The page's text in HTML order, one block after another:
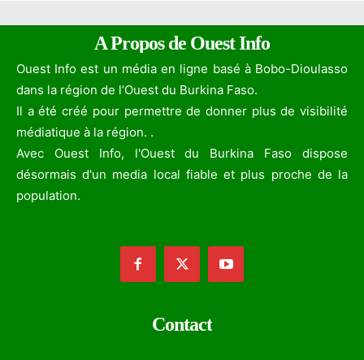
A Propos de Ouest Info
Ouest Info est un média en ligne basé à Bobo-Dioulasso
dans la région de l’Ouest du Burkina Faso.
Il a été créé pour permettre de donner plus de visibilité
médiatique à la région. .
Avec Ouest Info, l'Ouest du Burkina Faso dispose
désormais d'un media local fiable et plus proche de la
population.
Contact